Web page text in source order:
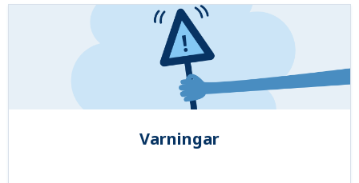
Varningar